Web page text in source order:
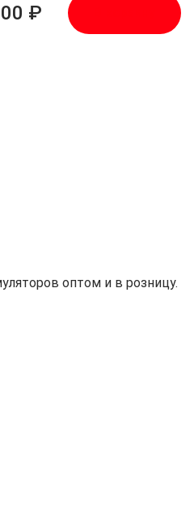
₽
оптом и в розницу.